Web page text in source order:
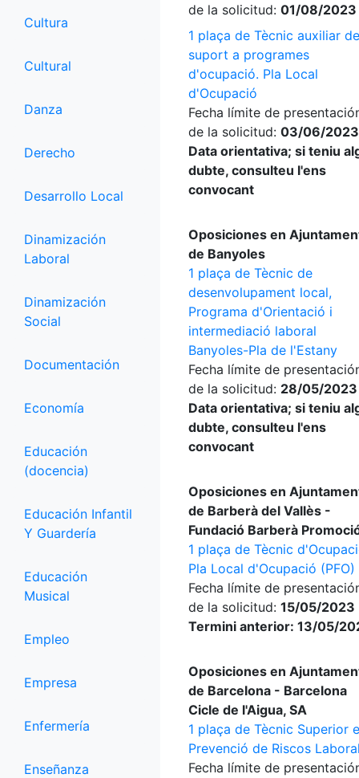
Cultura
Cultural
Danza
Derecho
Desarrollo Local
Dinamización
Laboral
Dinamización
Social
Documentación
Economía
Educación
(docencia)
Educación Infantil
Y Guardería
Educación
Musical
Empleo
Empresa
Enfermería
Enseñanza
de la solicitud: 01/08/2023
1 plaça de Tècnic auxiliar de
suport a programes
d'ocupació. Pla Local
d'Ocupació
Fecha límite de
de la solicitud: 03/06/
Data orientativa; si teniu
dubte, consulteu l'ens
convocant
Oposiciones en
de Banyoles
1 plaça de Tècnic de
desenvolupament local,
Programa d'Orientació i
intermediació laboral
Banyoles-Pla de l'Estany
Fecha límite de
de la solicitud: 28/05/
Data orientativa; si teniu
dubte, consulteu l'ens
convocant
Oposiciones en
de Barberà del Vallès -
Fundació Barberà
1 plaça de Tècnic
Pla Local d'Ocupació (PFO)
Fecha límite de
de la solicitud: 15/05/2023
Termini anterior: 13/05/
Oposiciones en
de Barcelona - Barcelona
Cicle de l'Aigua, SA
1 plaça de Tècnic Superior
Prevenció de Riscos
Fecha límite de